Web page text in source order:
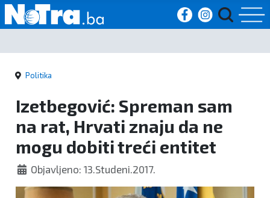
Početna
Vijesti
Sport
Kultura
Crna
Politika
Izetbegović: Spreman sam
na rat, Hrvati znaju da ne
mogu dobiti treći entitet
Objavljeno: 13.Studeni.2017.